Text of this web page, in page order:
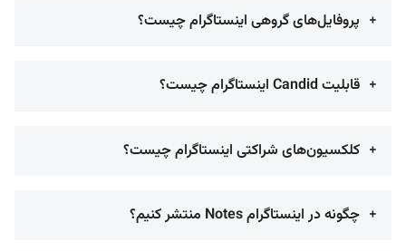
پروفایل‌های گروهی اینستاگرام چیست؟
قابلیت Candid اینستاگرام چیست؟
کلکسیون‌های شراکتی اینستاگرام چیست؟
چگونه در اینستاگرام Notes منتشر کنیم؟